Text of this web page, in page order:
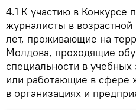
4.1 К участию в Конкурсе
журналисты в возрастной
лет, проживающие на
Молдова, проходящие
специальности в
или работающие в сфере
в организациях и